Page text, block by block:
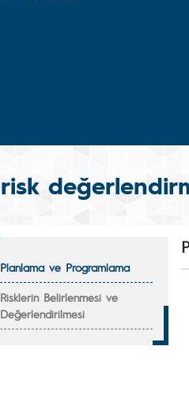
risk
Planlama ve Programlama
Risklerin Belirlenmesi ve
Değerlendirilmesi